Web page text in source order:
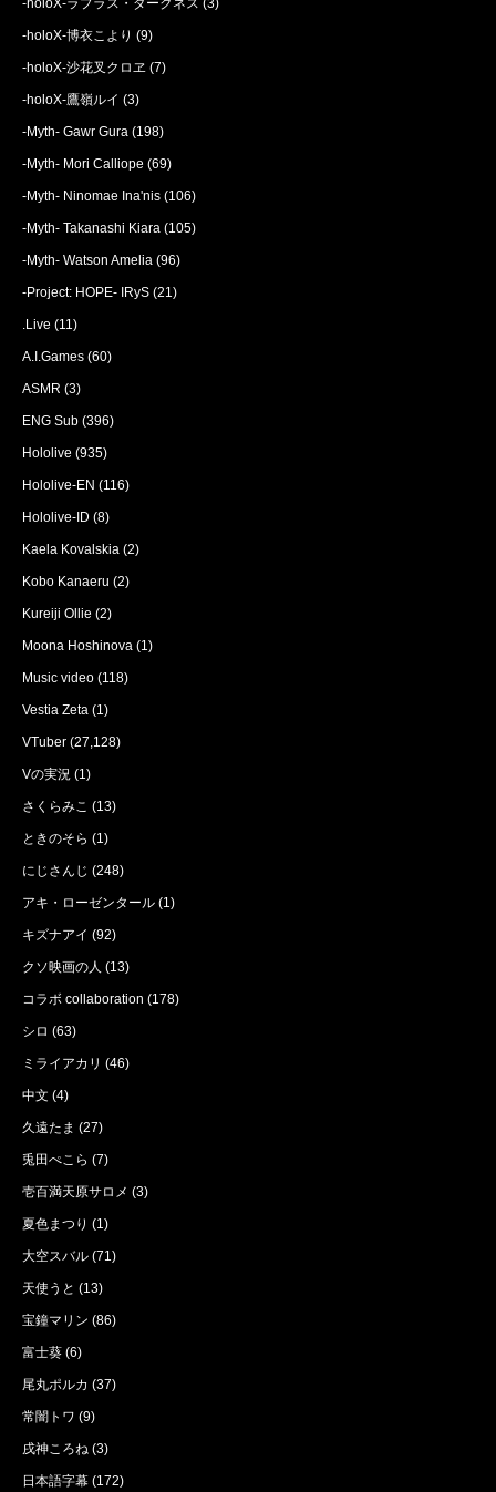
-holoX-ラプラス・ダークネス (3)
-holoX-博衣こより (9)
-holoX-沙花叉クロヱ (7)
-holoX-鷹嶺ルイ (3)
-Myth- Gawr Gura (198)
-Myth- Mori Calliope (69)
-Myth- Ninomae Ina'nis (106)
-Myth- Takanashi Kiara (105)
-Myth- Watson Amelia (96)
-Project: HOPE- IRyS (21)
.Live (11)
A.I.Games (60)
ASMR (3)
ENG Sub (396)
Hololive (935)
Hololive-EN (116)
Hololive-ID (8)
Kaela Kovalskia (2)
Kobo Kanaeru (2)
Kureiji Ollie (2)
Moona Hoshinova (1)
Music video (118)
Vestia Zeta (1)
VTuber (27,128)
Vの実況 (1)
さくらみこ (13)
ときのそら (1)
にじさんじ (248)
アキ・ローゼンタール (1)
キズナアイ (92)
クソ映画の人 (13)
コラボ collaboration (178)
シロ (63)
ミライアカリ (46)
中文 (4)
久遠たま (27)
兎田ぺこら (7)
壱百満天原サロメ (3)
夏色まつり (1)
大空スバル (71)
天使うと (13)
宝鐘マリン (86)
富士葵 (6)
尾丸ポルカ (37)
常闇トワ (9)
戌神ころね (3)
日本語字幕 (172)